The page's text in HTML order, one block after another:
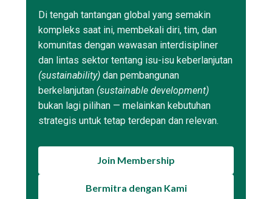
Di tengah tantangan global yang semakin
kompleks saat ini, membekali diri, tim, dan
komunitas dengan wawasan interdisipliner
dan lintas sektor tentang isu-isu keberlanjutan
(sustainability) dan pembangunan
berkelanjutan (sustainable development)
bukan lagi pilihan — melainkan kebutuhan
strategis untuk tetap terdepan dan relevan.
Join Membership
Bermitra dengan Kami